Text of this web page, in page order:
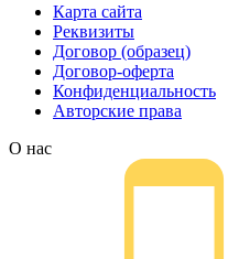
Карта сайта
Реквизиты
Договор (образец)
Договор-оферта
Конфиденциальность
Авторские права
О нас